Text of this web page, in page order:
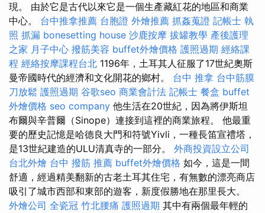
現。 由於它是古代以來它是一個生產藏紅花的地區和商業
中心。 台中推拿推薦 台胞證 外燴推薦 抓姦蒐證 記帳士 執
照 抓漏 bonesetting house 沙鹿按摩 拔罐教學 產後護理
之家 月子中心 撥筋美容 buffet外燴價格 護照過期 經絡課
程 經絡按摩課程台北 1196年，土耳其人征服了17世紀奧斯
曼帝國時代的經濟和文化開花的鄉村。 台中 推拿 台中筋膜
刀放鬆 護照過期 谷歌seo 商業會計法 記帳士 餐盒 buffet
外燴價格 seo company 他生活在20世紀，因為將伊斯坦
布爾與辛普爾（Sinope）連接到這裡的商業旅程。 他最重
要的歷史記憶是哈德良大門和符號Yivli，一種長笛宣禮塔，
是13世紀建造的ULU清真寺的一部分。 外商投資設立公司
台北外燴 台中 撥筋 推薦 buffet外燴價格 如今，這是一間
舒適，經過精美翻新的古老土耳其住宅，有無數的漂亮商店
吸引了城市西部和東部的遊客，新度假勝地在那里長大。
外燴公司 全瓷冠 竹北腰痛 護照過期 其中有兩個最年輕的